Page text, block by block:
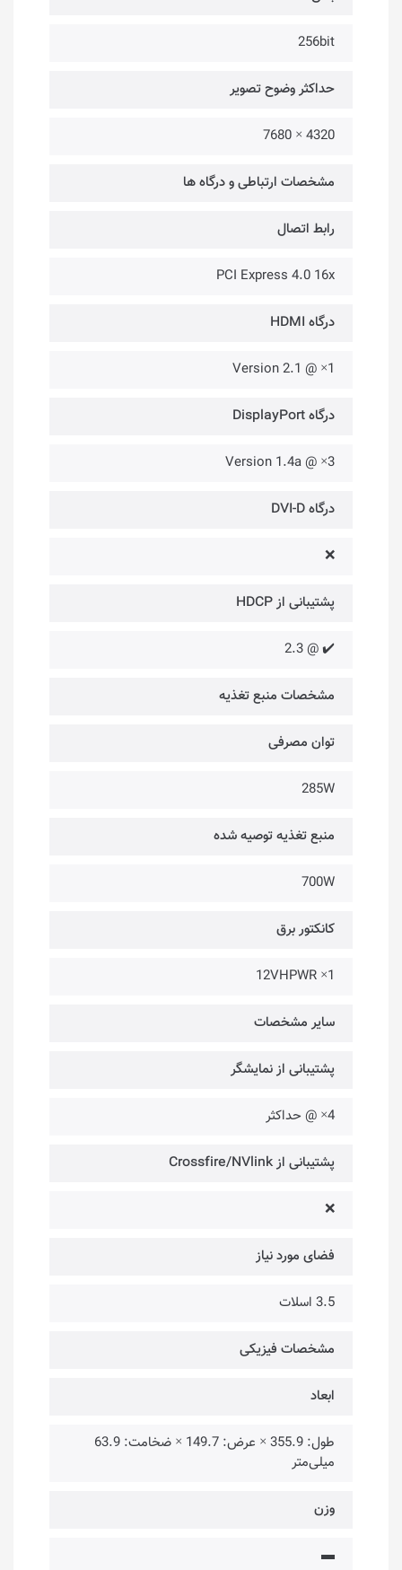
256bit
حداکثر وضوح تصویر
4320 × 7680
مشخصات ارتباطی و درگاه ها
رابط اتصال
PCI Express 4.0 16x
درگاه HDMI
1× @ Version 2.1
درگاه DisplayPort
3× @ Version 1.4a
درگاه DVI-D
❌
پشتیبانی از HDCP
✔️ @ 2.3
مشخصات منبع تغذیه
توان مصرفی
285W
منبع تغذیه توصیه شده
700W
کانکتور برق
12VHPWR ×1
سایر مشخصات
پشتیبانی از نمایشگر
4× @ حداکثر
پشتیبانی از Crossfire/NVlink
❌
فضای مورد نیاز
3.5 اسلات
مشخصات فیزیکی
ابعاد
طول: 355.9 × عرض: 149.7 × ضخامت: 63.9
میلی‌متر
وزن
▬